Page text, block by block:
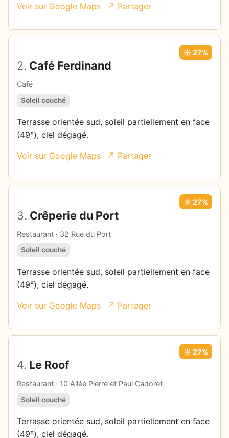
Voir sur Google Maps ↗ Partager
2. Café Ferdinand
Café
☀️ 27%
Soleil couché
Terrasse orientée sud, soleil partiellement en face
(49°), ciel dégagé.
Voir sur Google Maps ↗ Partager
3. Crêperie du Port
Restaurant · 32 Rue du Port
☀️ 27%
Soleil couché
Terrasse orientée sud, soleil partiellement en face
(49°), ciel dégagé.
Voir sur Google Maps ↗ Partager
4. Le Roof
Restaurant · 10 Allée Pierre et Paul Cadoret
☀️ 27%
Soleil couché
Terrasse orientée sud, soleil partiellement en face
(49°), ciel dégagé.